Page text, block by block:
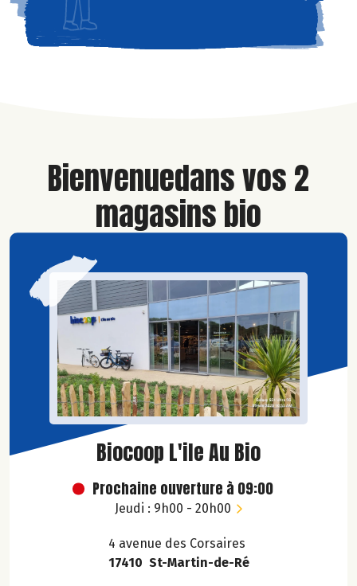
Bienvenuedans vos 2
magasins bio
Biocoop L'ile Au Bio
Prochaine ouverture à 09:00
Jeudi : 9h00 - 20h00
4 avenue des Corsaires
17410 St-Martin-de-Ré